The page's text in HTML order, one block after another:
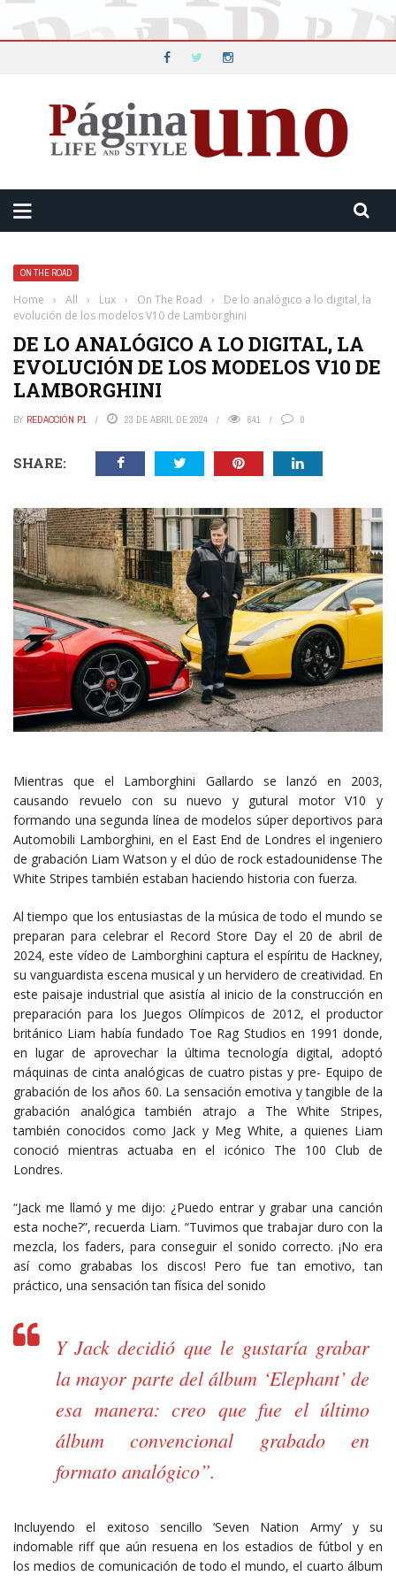
ON THE ROAD
Home › All › Lux › On The Road ›
De lo analógico a lo digital, la
evolución de los modelos V10 de Lamborghini
DE LO ANALÓGICO A LO DIGITAL, LA
EVOLUCIÓN DE LOS MODELOS V10 DE
LAMBORGHINI
BY REDACCIÓN P1 23 DE ABRIL DE 2024 641 0
SHARE:
Mientras que el Lamborghini Gallardo se lanzó en 2003,
causando revuelo con su nuevo y gutural motor V10 y
formando una segunda línea de modelos súper deportivos para
Automobili Lamborghini, en el East End de Londres el ingeniero
de grabación Liam Watson y el dúo de rock estadounidense The
White Stripes también estaban haciendo historia con fuerza.
Al tiempo que los entusiastas de la música de todo el mundo se
preparan para celebrar el Record Store Day el 20 de abril de
2024, este vídeo de Lamborghini captura el espíritu de Hackney,
su vanguardista escena musical y un hervidero de creatividad. En
este paisaje industrial que asistía al inicio de la construcción en
preparación para los Juegos Olímpicos de 2012, el productor
británico Liam había fundado Toe Rag Studios en 1991 donde,
en lugar de aprovechar la última tecnología digital, adoptó
máquinas de cinta analógicas de cuatro pistas y pre- Equipo de
grabación de los años 60. La sensación emotiva y tangible de la
grabación analógica también atrajo a The White Stripes,
también conocidos como Jack y Meg White, a quienes Liam
conoció mientras actuaba en el icónico The 100 Club de
Londres.
“Jack me llamó y me dijo: ¿Puedo entrar y grabar una canción
esta noche?”, recuerda Liam. “Tuvimos que trabajar duro con la
mezcla, los faders, para conseguir el sonido correcto. ¡No era
así como grababas los discos! Pero fue tan emotivo, tan
práctico, una sensación tan física del sonido
Y Jack decidió que le gustaría grabar
la mayor parte del álbum ‘Elephant’ de
esa manera: creo que fue el último
álbum convencional grabado en
formato analógico”.
Incluyendo el exitoso sencillo ‘Seven Nation Army’ y su
indomable riff que aún resuena en los estadios de fútbol y en
los medios de comunicación de todo el mundo, el cuarto álbum